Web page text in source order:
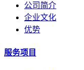
公司简介
企业文化
优势
服务项目